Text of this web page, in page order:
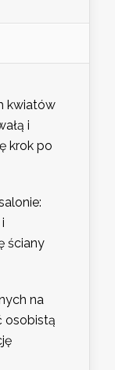
kwiatów
i
krok po
ściany
na
osobistą